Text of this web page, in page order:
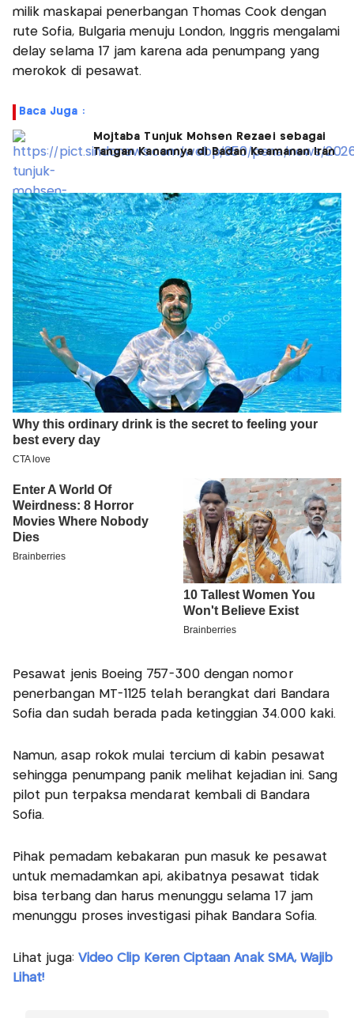
milik maskapai penerbangan Thomas Cook dengan
rute Sofia, Bulgaria menuju London, Inggris mengalami
delay selama 17 jam karena ada penumpang yang
merokok di pesawat.
Baca Juga :
Mojtaba Tunjuk Mohsen Rezaei sebagai
Tangan Kanannya di Badan Keamanan Iran
Pesawat jenis Boeing 757-300 dengan nomor
penerbangan MT-1125 telah berangkat dari Bandara
Sofia dan sudah berada pada ketinggian 34.000 kaki.
Namun, asap rokok mulai tercium di kabin pesawat
sehingga penumpang panik melihat kejadian ini. Sang
pilot pun terpaksa mendarat kembali di Bandara
Sofia.
Pihak pemadam kebakaran pun masuk ke pesawat
untuk memadamkan api, akibatnya pesawat tidak
bisa terbang dan harus menunggu selama 17 jam
menunggu proses investigasi pihak Bandara Sofia.
Lihat juga: Video Clip Keren Ciptaan Anak SMA, Wajib
Lihat!